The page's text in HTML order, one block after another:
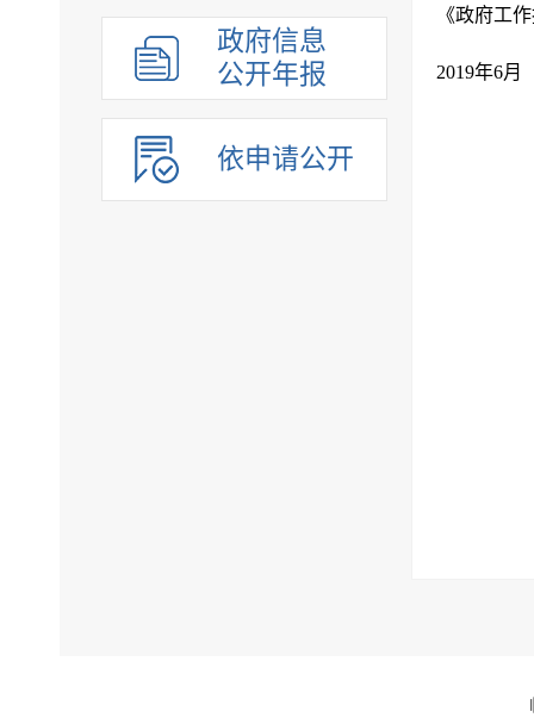
政府信息
公开年报
依申请公开
《政府工